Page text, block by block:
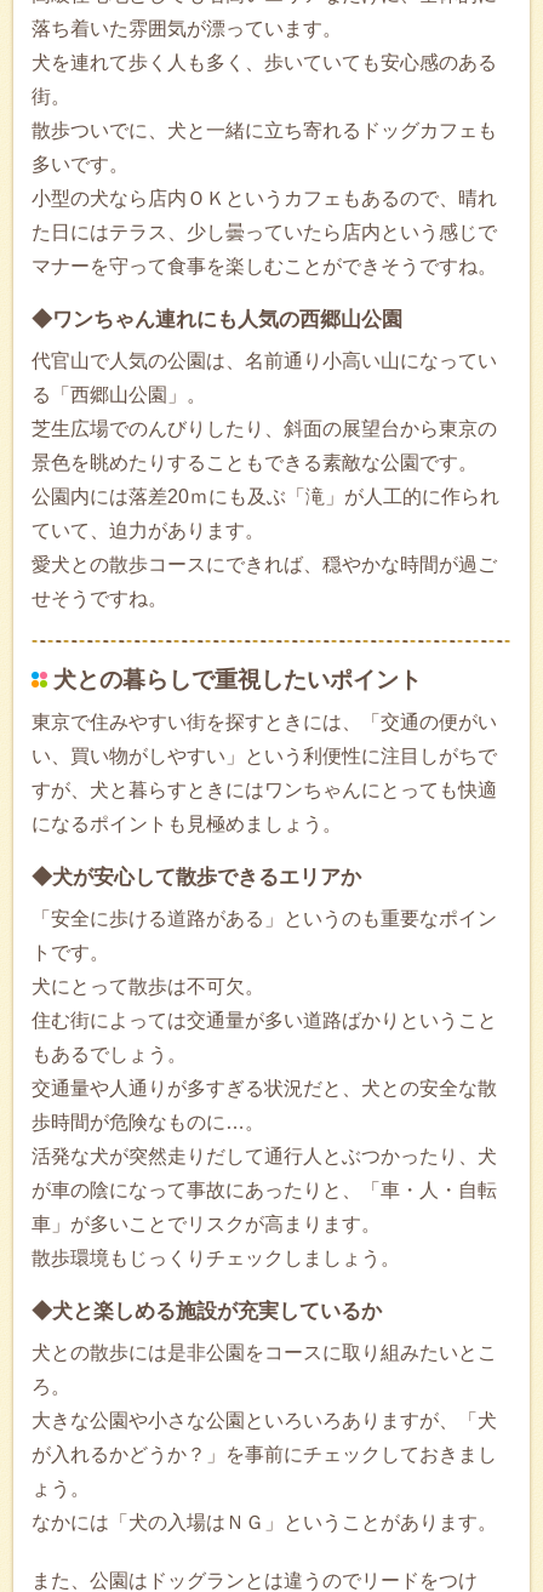
落ち着いた雰囲気が漂っています。
犬を連れて歩く人も多く、歩いていても安心感のある
街。
散歩ついでに、犬と一緒に立ち寄れるドッグカフェも
多いです。
小型の犬なら店内ＯＫというカフェもあるので、晴れ
た日にはテラス、少し曇っていたら店内という感じで
マナーを守って食事を楽しむことができそうですね。
◆ワンちゃん連れにも人気の西郷山公園
代官山で人気の公園は、名前通り小高い山になってい
る「西郷山公園」。
芝生広場でのんびりしたり、斜面の展望台から東京の
景色を眺めたりすることもできる素敵な公園です。
公園内には落差20ｍにも及ぶ「滝」が人工的に作られ
ていて、迫力があります。
愛犬との散歩コースにできれば、穏やかな時間が過ご
せそうですね。
犬との暮らしで重視したいポイント
東京で住みやすい街を探すときには、「交通の便がい
い、買い物がしやすい」という利便性に注目しがちで
すが、犬と暮らすときにはワンちゃんにとっても快適
になるポイントも見極めましょう。
◆犬が安心して散歩できるエリアか
「安全に歩ける道路がある」というのも重要なポイン
トです。
犬にとって散歩は不可欠。
住む街によっては交通量が多い道路ばかりということ
もあるでしょう。
交通量や人通りが多すぎる状況だと、犬との安全な散
歩時間が危険なものに…。
活発な犬が突然走りだして通行人とぶつかったり、犬
が車の陰になって事故にあったりと、「車・人・自転
車」が多いことでリスクが高まります。
散歩環境もじっくりチェックしましょう。
◆犬と楽しめる施設が充実しているか
犬との散歩には是非公園をコースに取り組みたいとこ
ろ。
大きな公園や小さな公園といろいろありますが、「犬
が入れるかどうか？」を事前にチェックしておきまし
ょう。
なかには「犬の入場はＮＧ」ということがあります。
また、公園はドッグランとは違うのでリードをつけ